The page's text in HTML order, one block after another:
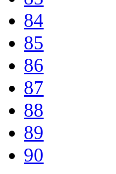
84
85
86
87
88
89
90